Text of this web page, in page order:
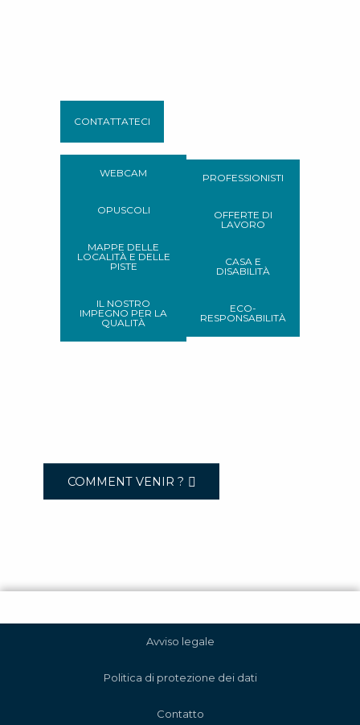
CONTATTATECI
WEBCAM
OPUSCOLI
MAPPE DELLE
LOCALITÀ E DELLE
PISTE
IL NOSTRO
IMPEGNO PER LA
QUALITÀ
PROFESSIONISTI
OFFERTE DI
LAVORO
CASA E
DISABILITÀ
ECO-
RESPONSABILITÀ
COMMENT VENIR ?
Avviso legale
Politica di protezione dei dati
Contatto